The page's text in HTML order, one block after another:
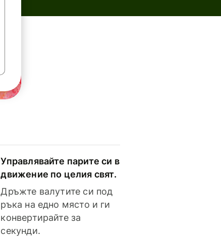
Управлявайте парите си в
движение по целия свят.
Дръжте валутите си под
ръка на едно място и ги
конвертирайте за
секунди.